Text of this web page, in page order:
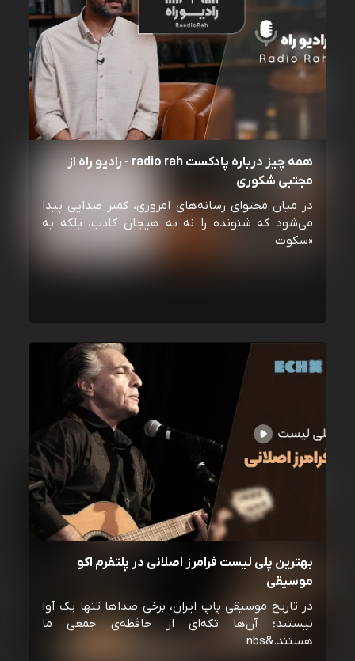
همه چیز درباره پادکست radio rah - رادیو راه از
مجتبی شکوری
در میان محتوای رسانه‌های امروزی، کمتر صدایی پیدا
می‌شود که شنونده را نه به هیجان کاذب، بلکه به
«سکوت
بهترین پلی لیست فرامرز اصلانی در پلتفرم اکو
موسیقی
در تاریخ موسیقی پاپ ایران، برخی صداها تنها یک آوا
نیستند؛ آن‌ها تکه‌ای از حافظه‌ی جمعی ما
هستند.&nbs